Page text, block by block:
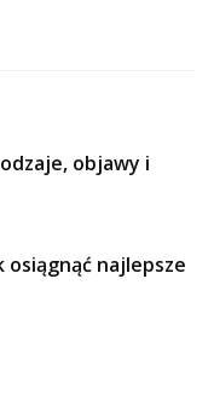
objawy i
najlepsze